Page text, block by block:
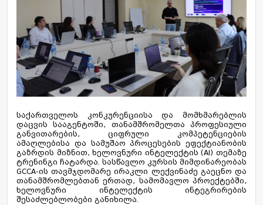
საქართველოს კონკურენციისა და მომხმარებლის
დაცვის სააგენტოში, თანამშრომელთა პროფესიული
განვითარების, ციფრული კომპეტენციების
ამაღლებისა და სამუშაო პროცესების ეფექტიანობის
გაზრდის მიზნით, ხელოვნური ინტელექტის (AI) თემაზე
ტრენინგი ჩატარდა. სასწავლო კურსის მიმდინარეობას
GCCA-ის თავმჯდომარე ირაკლი ლექვინაძე გაეცნო და
თანამშრომლებთან ერთად, სამომავლო პროექტებში,
ხელოვნური ინტელექტის ინტეგრირების
შესაძლებლობები განიხილა.